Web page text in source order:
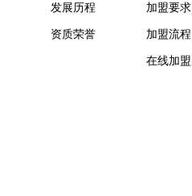
发展历程
资质荣誉
加盟要求
加盟流程
在线加盟